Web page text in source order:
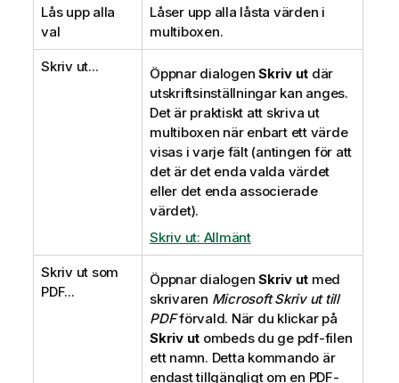
Lås upp alla
val
Låser upp alla låsta värden i
multiboxen.
Skriv ut... Öppnar dialogen Skriv ut där
utskriftsinställningar kan anges.
Det är praktiskt att skriva ut
multiboxen när enbart ett värde
visas i varje fält (antingen för att
det är det enda valda värdet
eller det enda associerade
värdet).
Skriv ut: Allmänt
Skriv ut som
PDF...
Öppnar dialogen Skriv ut med
skrivaren Microsoft Skriv ut till
PDFförvald. När du klickar på
Skriv ut ombeds du ge pdf-filen
ett namn. Detta kommando är
endast tillgängligt om en PDF-